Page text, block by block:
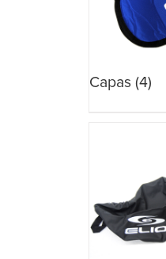
Capas (4)